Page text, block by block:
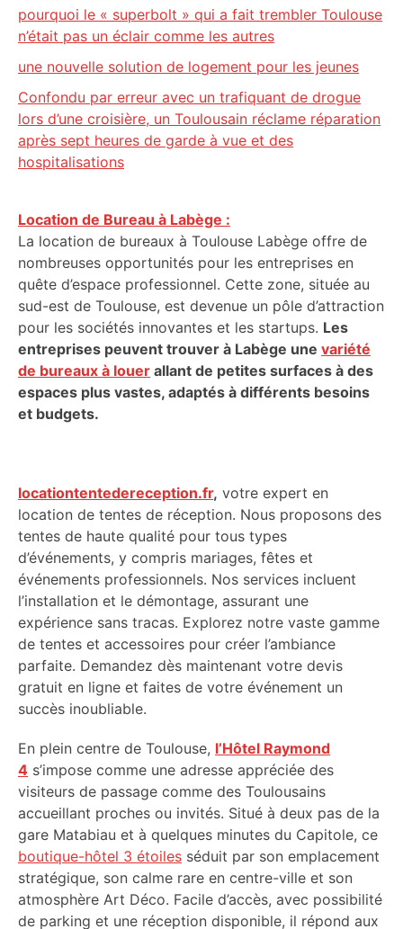
pourquoi le « superbolt » qui a fait trembler Toulouse
n’était pas un éclair comme les autres
une nouvelle solution de logement pour les jeunes
Confondu par erreur avec un trafiquant de drogue
lors d’une croisière, un Toulousain réclame réparation
après sept heures de garde à vue et des
hospitalisations
Location de Bureau à Labège :
La location de bureaux à Toulouse Labège offre de
nombreuses opportunités pour les entreprises en
quête d’espace professionnel. Cette zone, située au
sud-est de Toulouse, est devenue un pôle d’attraction
pour les sociétés innovantes et les startups. Les
entreprises peuvent trouver à Labège une variété
de bureaux à louer allant de petites surfaces à des
espaces plus vastes, adaptés à différents besoins
et budgets.
locationtentedereception.fr, votre expert en
location de tentes de réception. Nous proposons des
tentes de haute qualité pour tous types
d’événements, y compris mariages, fêtes et
événements professionnels. Nos services incluent
l’installation et le démontage, assurant une
expérience sans tracas. Explorez notre vaste gamme
de tentes et accessoires pour créer l’ambiance
parfaite. Demandez dès maintenant votre devis
gratuit en ligne et faites de votre événement un
succès inoubliable.
En plein centre de Toulouse, l’Hôtel Raymond
4 s’impose comme une adresse appréciée des
visiteurs de passage comme des Toulousains
accueillant proches ou invités. Situé à deux pas de la
gare Matabiau et à quelques minutes du Capitole, ce
boutique-hôtel 3 étoiles séduit par son emplacement
stratégique, son calme rare en centre-ville et son
atmosphère Art Déco. Facile d’accès, avec possibilité
de parking et une réception disponible, il répond aux